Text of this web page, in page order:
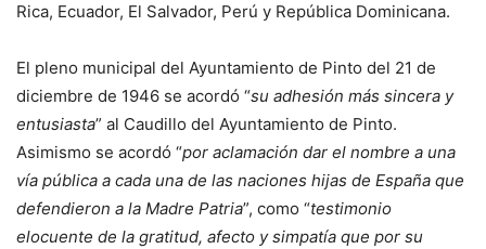
Rica, Ecuador, El Salvador, Perú y República Dominicana.
El pleno municipal del Ayuntamiento de Pinto del 21 de
diciembre de 1946 se acordó “su adhesión más sincera y
entusiasta” al Caudillo del Ayuntamiento de Pinto.
Asimismo se acordó “por aclamación dar el nombre a una
vía pública a cada una de las naciones hijas de España que
defendieron a la Madre Patria”, como “testimonio
elocuente de la gratitud, afecto y simpatía que por su